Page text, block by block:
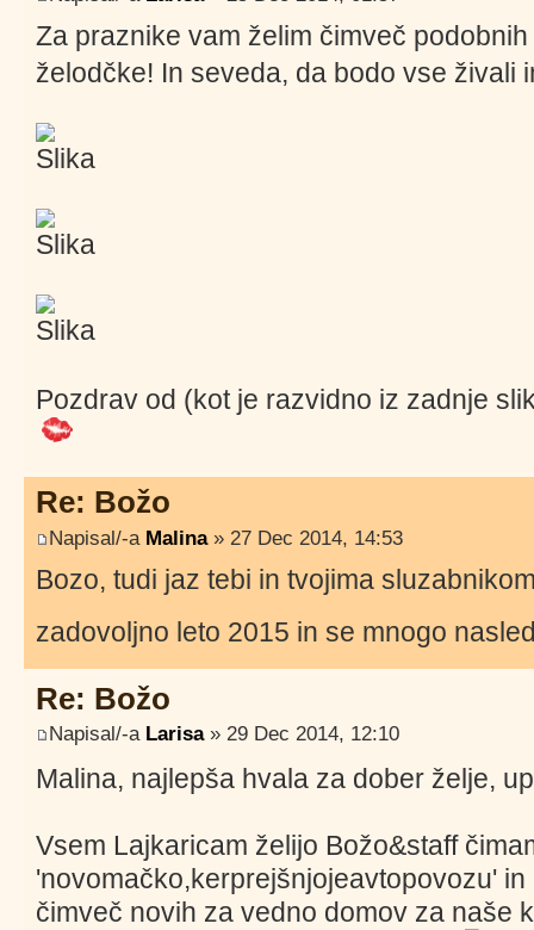
Za praznike vam želim čimveč
želodčke! In seveda, da bodo vse živali
Pozdrav od (kot je razvidno iz zadnje
Re: Božo
Napisal/-a Malina» 27 Dec 2014, 14:53
Bozo, tudi jaz tebi in tvojima
zadovoljno leto 2015 in se mnogo
Re: Božo
Napisal/-a Larisa» 29 Dec 2014, 12:10
Malina, najlepša hvala za dober želje,
Vsem Lajkaricam želijo Božo&staff
'novomačko,kerprejšnjojeavtopovozu'
čimveč novih za vedno domov za naše